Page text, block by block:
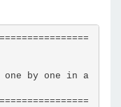
one by one in a